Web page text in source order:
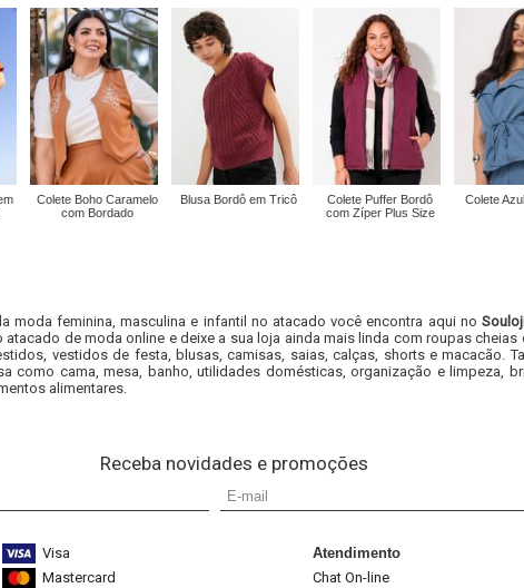
Colete Boho Caramelo
com Bordado
Blusa Bordô em Tricô
Colete Puffer Bordô
com Zíper Plus Size
Colete
moda feminina, masculina e infantil no atacado você encontra aqui no
atacado de moda online e deixe a sua loja ainda mais linda com roupas
vestidos de festa, blusas, camisas, saias, calças, shorts e macacão.
como cama, mesa, banho, utilidades domésticas, organização e limpeza,
alimentares.
Receba novidades e promoções
Visa
Mastercard
Atendimento
Chat On-line